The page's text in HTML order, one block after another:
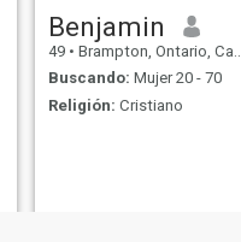
Benjamin
49 • Brampton, Ontario, Canadá
Buscando: Mujer 20 - 70
Religión: Cristiano